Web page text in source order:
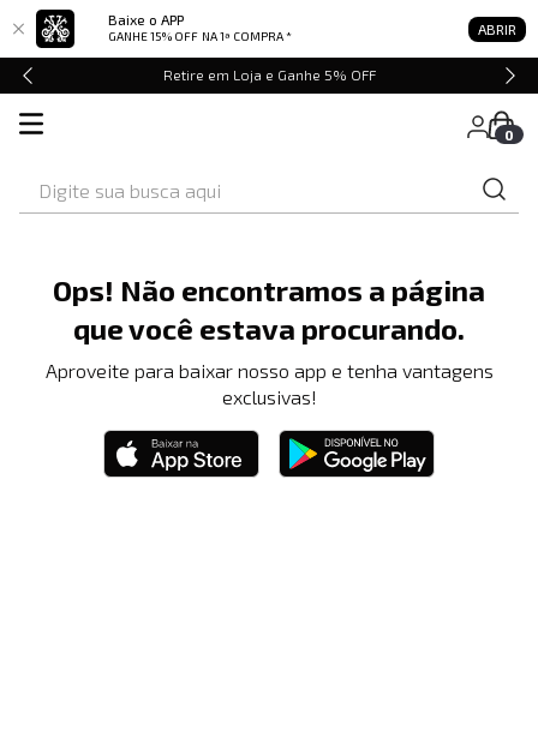
Baixe o APP
GANHE 15% OFF NA 1ª COMPRA * ABRIR
Retire em Loja e Ganhe 5% OFF
0
Ops! Não encontramos a página
que você estava procurando.
Aproveite para baixar nosso app e tenha vantagens
exclusivas!